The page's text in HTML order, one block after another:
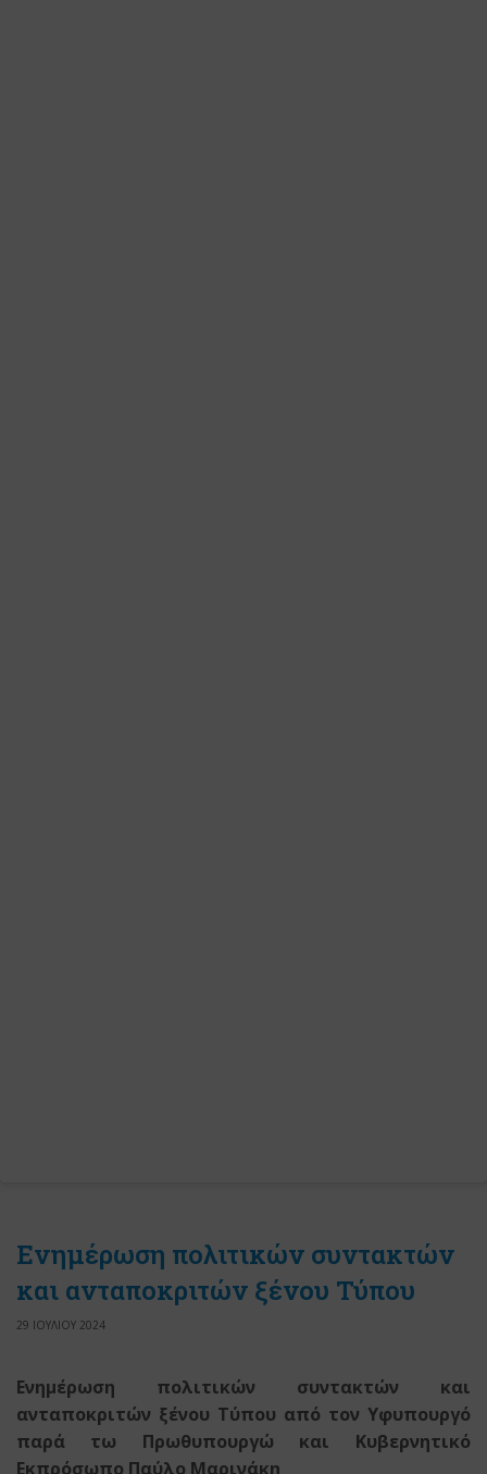
Ενημέρωση πολιτικών συντακτών
και ανταποκριτών ξένου Τύπου
29 ΙΟΥΛΙΟΥ 2024
Ενημέρωση πολιτικών συντακτών και
ανταποκριτών ξένου Τύπου από τον Υφυπουργό
παρά τω Πρωθυπουργώ και Κυβερνητικό
Εκπρόσωπο Παύλο Μαρινάκη